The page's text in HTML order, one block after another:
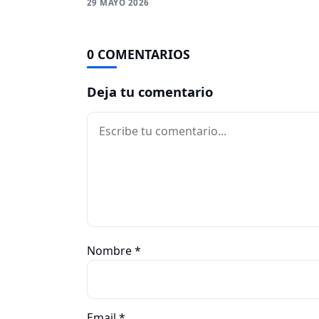
29 MAYO 2026
0 COMENTARIOS
Deja tu comentario
Comentario
Nombre*